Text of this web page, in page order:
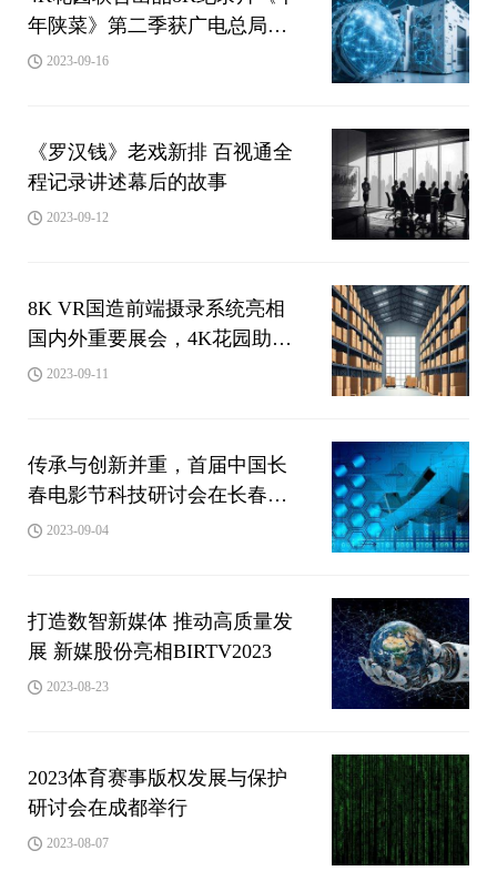
年陕菜》第二季获广电总局
2023年季度推优
2023-09-16
《罗汉钱》老戏新排 百视通全
程记录讲述幕后的故事
2023-09-12
8K VR国造前端摄录系统亮相
国内外重要展会，4K花园助推
超高清技术迈向新视界
2023-09-11
传承与创新并重，首届中国长
春电影节科技研讨会在长春举
行 2023-09-04
打造数智新媒体 推动高质量发
展 新媒股份亮相BIRTV2023
2023-08-23
2023体育赛事版权发展与保护
研讨会在成都举行
2023-08-07